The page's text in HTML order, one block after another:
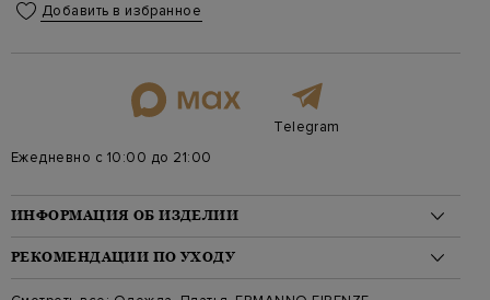
Добавить в избранное
Telegram
Ежедневно с 10:00 до 21:00
ИНФОРМАЦИЯ ОБ ИЗДЕЛИИ
Материал: вискоза 100%
Стиль: Длинный рукав, Макси, С принтом
Цвет: Мульти
РЕКОМЕНДАЦИИ ПО УХОДУ